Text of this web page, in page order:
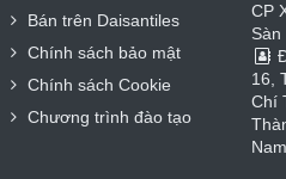
Bán trên Daisantiles
Chính sách bảo mật
Chính sách Cookie
Chương trình đào tạo
CP
Sàn
16,
Chí
Nam